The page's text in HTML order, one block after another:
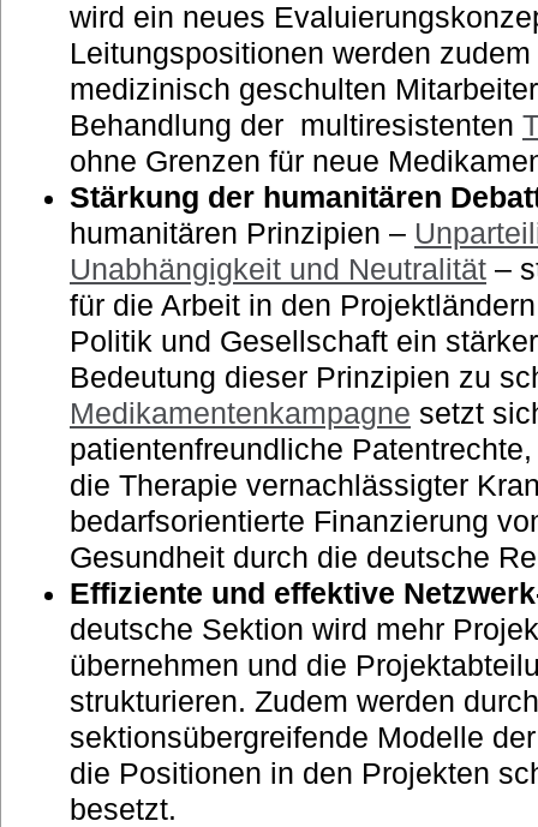
wird ein neues
Leitungspositionen werden
medizinisch geschulten
Behandlung der multiresistenten
ohne Grenzen für neue
Stärkung der humanitären
humanitären Prinzipien –
Unabhängigkeit und Neutralität –
für die Arbeit in den
Politik und Gesellschaft ein
Bedeutung dieser Prinzipien zu
Medikamentenkampagne setzt
patientenfreundliche
die Therapie vernachlässigter
bedarfsorientierte Finanzierung
Gesundheit durch die deutsche
Effiziente und effektive
deutsche Sektion wird mehr
übernehmen und die
strukturieren. Zudem werden
sektionsübergreifende Modelle
die Positionen in den Projekten
besetzt.